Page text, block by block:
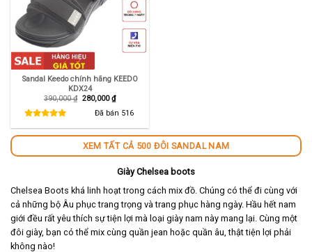
Sandal Keedo chính hãng KEEDO
KDX24
390,000₫ Giá
280,000₫Giá
hiện
tại
Đã bán 516
XEM TẤT CẢ 500 ĐÔI SANDAL NAM
Giày Chelsea boots
Chelsea Boots khá linh hoạt trong cách mix đồ. Chúng có thể đi cùng với
cả những bộ Âu phục trang trọng và trang phục hàng ngày. Hầu hết nam
giới đều rất yêu thích sự tiện lợi mà loại giày nam này mang lại. Cùng một
đôi giày, bạn có thể mix cùng quần jean hoặc quần âu, thật tiện lợi phải
không nào!